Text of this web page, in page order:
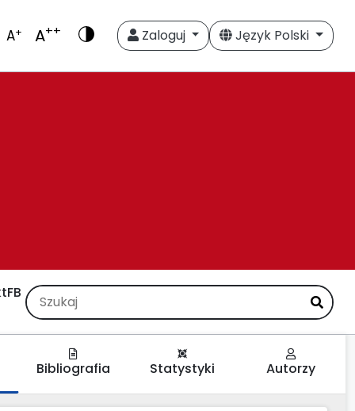
A+ A++ Zaloguj Język Polski
FB
Bibliografia Statystyki Autorzy